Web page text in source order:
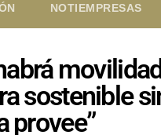
NOTIEMPRESAS
sostenible
provee”